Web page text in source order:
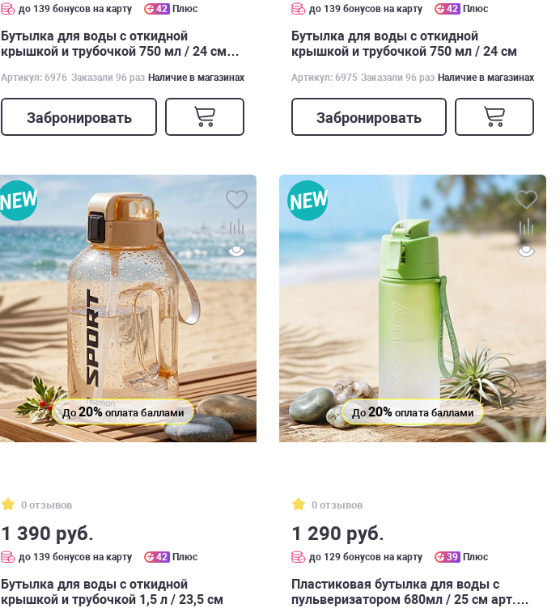
до 139 бонусов на карту 42 Плюс
Бутылка для воды с откидной
крышкой и трубочкой 750 мл / 24 см
Артикул: 6976 Заказали 96 раз Наличие в магазинах
Забронировать
до 139 бонусов на карту 42 Плюс
Бутылка для воды с откидной
крышкой и трубочкой 750 мл / 24 см
Артикул: 6975 Заказали 96 раз Наличие в магазинах
Забронировать
До 20%оплата баллами
0 отзывов
1 390 руб.
до 139 бонусов на карту 42 Плюс
Бутылка для воды с откидной
крышкой и трубочкой 1,5 л / 23,5 см
До20% оплата баллами
0 отзывов
1 290 руб.
до 129 бонусов на карту 39 Плюс
Пластиковая бутылка для воды с
пульверизатором 680мл / 25 см арт.